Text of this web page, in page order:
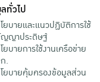
ทั่วไป
ยบายและแนวปฏิบัติการใช้
ญาประดิษฐ์
ยบายการใช้งานเครือข่าย
.
ยบายคุ้มครองข้อมูลส่วน